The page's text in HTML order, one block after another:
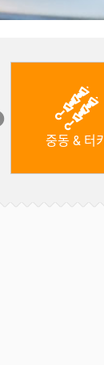
중동 & 터키